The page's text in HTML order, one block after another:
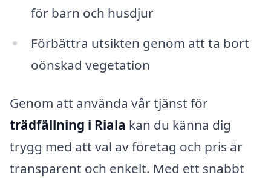
för barn och husdjur
Förbättra utsikten genom att ta bort
oönskad vegetation
Genom att använda vår tjänst för
trädfällning i Riala kan du känna dig
trygg med att val av företag och pris är
transparent och enkelt. Med ett snabbt